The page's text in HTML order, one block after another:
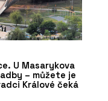
U Masarykova
– můžete je
Králové čeká